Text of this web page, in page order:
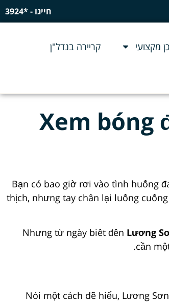
חייגו - *3924
מקצועי
קריירה בנדל"ן
Xem bóng
Bạn có bao giờ rơi vào tình huống
thịch, nhưng tay chân lại luống
Nhưng từ ngày biết đến Lương
cần
Nói một cách dễ hiểu, Lương